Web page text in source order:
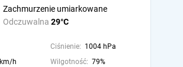
Odczuwalna 29°C
Zachmurzenie umiarkowane
Ciśnienie: 1004 hPa
h Wilgotność: 79%